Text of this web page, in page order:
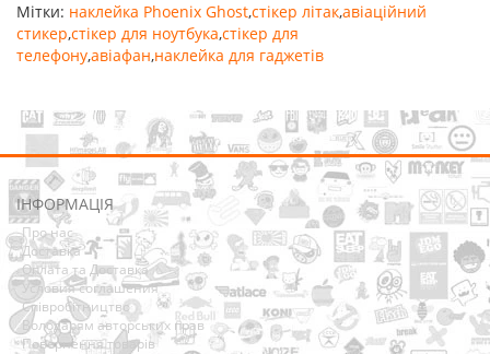
Мітки: наклейка Phoenix Ghost,стікер літак,авіаційний
стикер,стікер для ноутбука,стікер для
телефону,авіафан,наклейка для гаджетів
ІНФОРМАЦІЯ
Про нас
Доставка
Оплата та Доставка
Условия соглашения
Співробітництво
Володарям авторських прав
Повернення товарів